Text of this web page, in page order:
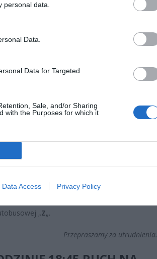
personal data.
Data.
Data for Targeted
Sale, and/or Sharing
with the Purposes for which it
Data Access Privacy Policy
w Google
POCIĄGÓW
„Z„.
Przepraszamy za utrudnienia.